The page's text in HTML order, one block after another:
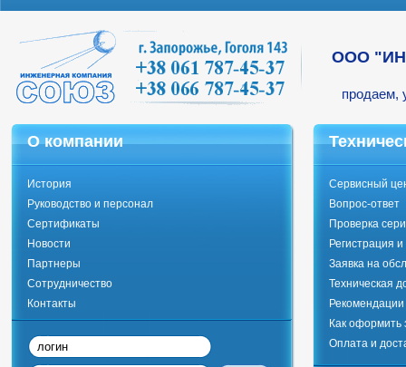
ООО
продаем,
О компании
История
Руководство и персонал
Сертификаты
Новости
Партнеры
Сотрудничество
Контакты
Сервисный
Вопрос-ответ
Проверка
Регистрация
Заявка на
Техническая
Как оформить
Оплата и